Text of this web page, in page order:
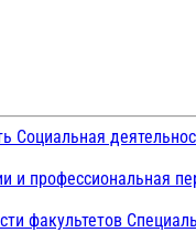
Социальная
и профессиональная
факультетов